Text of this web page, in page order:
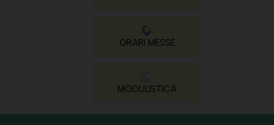
ORARI MESSE
MODULISTICA